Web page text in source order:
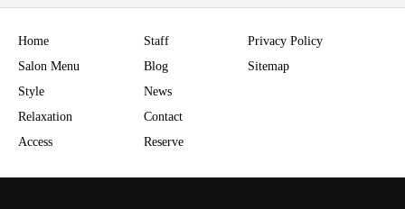
Home
Salon Menu
Style
Relaxation
Access
Staff
Blog
News
Contact
Reserve
Privacy Policy
Sitemap